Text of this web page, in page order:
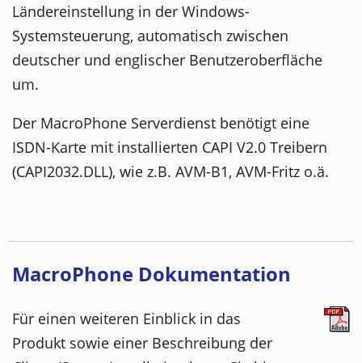
Ländereinstellung in der Windows-
Systemsteuerung, automatisch zwischen
deutscher und englischer Benutzeroberfläche
um.
Der MacroPhone Serverdienst benötigt eine
ISDN-Karte mit installierten CAPI V2.0 Treibern
(CAPI2032.DLL), wie z.B. AVM-B1, AVM-Fritz o.ä.
MacroPhone Dokumentation
Für einen weiteren Einblick in das
Produkt sowie einer Beschreibung der